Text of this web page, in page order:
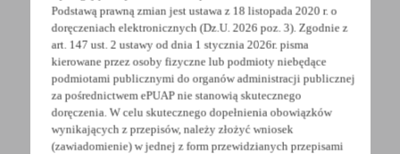
Spodobała Ci się informacja? Zostaw nam swoją opinię
- to dla Ciebie staramy się być najlepsi, a Twoje zdanie
bardzo nam w tym pomoże!
Podstawą prawną zmian jest ustawa z 18 listopada 2020 r. o
doręczeniach elektronicznych (Dz.U. 2026 poz. 3). Zgodnie z
art. 147 ust. 2 ustawy od dnia 1 stycznia 2026r. pisma
kierowane przez osoby fizyczne lub podmioty niebędące
podmiotami publicznymi do organów administracji publicznej
za pośrednictwem ePUAP nie stanowią skutecznego
doręczenia. W celu skutecznego dopełnienia obowiązków
wynikających z przepisów, należy złożyć wniosek
(zawiadomienie) w jednej z form przewidzianych przepisami